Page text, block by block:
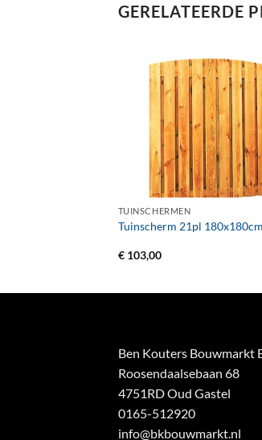
GERELATEERDE
TUINSCHERMEN
Tuinscherm 21pl
€103,00
Ben Kouters Bouwmarkt
Roosendaalsebaan 68
4751RD Oud Gastel
0165-512920
info@bkbouwmarkt.nl